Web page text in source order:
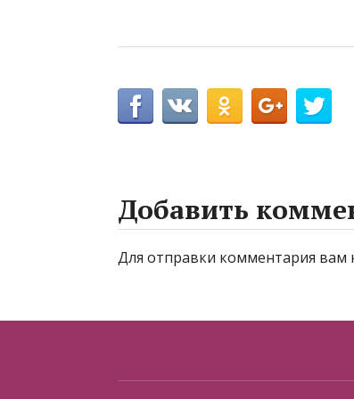
Добавить
Для отправки комментария вам